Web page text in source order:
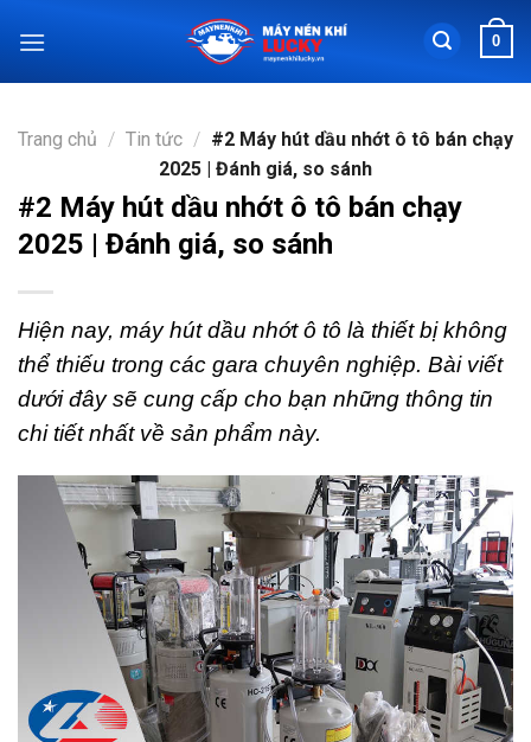
đến
0
Trang chủ / Tin tức / #2 Máy hút dầu nhớt ô tô bán chạy
2025 | Đánh giá, so sánh
#2 Máy hút dầu nhớt ô tô bán chạy
2025 | Đánh giá, so sánh
Hiện nay, máy hút dầu nhớt ô tô là thiết bị không
thể thiếu trong các gara chuyên nghiệp. Bài viết
dưới đây sẽ cung cấp cho bạn những thông tin
chi tiết nhất về sản phẩm này.